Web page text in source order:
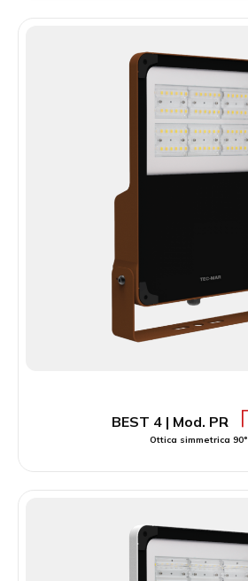
BEST 4 | Mod. PR
Ottica simmetrica 90°